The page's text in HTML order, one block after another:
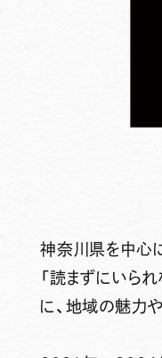
神奈川県を中心
「読まずにいら
に、地域の魅力